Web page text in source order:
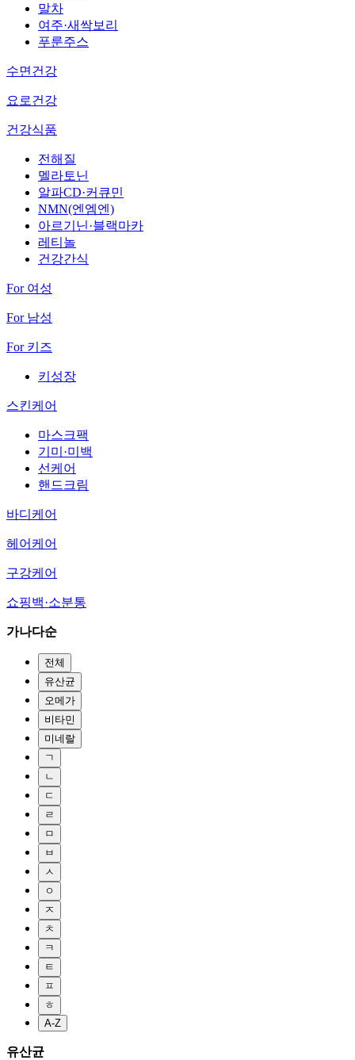
말차
여주·새싹보리
푸룬주스
수면건강
요로건강
건강식품
전해질
멜라토닌
알파CD·커큐민
NMN(엔엠엔)
아르기닌·블랙마카
레티놀
건강간식
For 여성
For 남성
For 키즈
키성장
스킨케어
마스크팩
기미·미백
선케어
핸드크림
바디케어
헤어케어
구강케어
쇼핑백·소분통
가나다순
전체
유산균
오메가
비타민
미네랄
ㄱ
ㄴ
ㄷ
ㄹ
ㅁ
ㅂ
ㅅ
ㅇ
ㅈ
ㅊ
ㅋ
ㅌ
ㅍ
ㅎ
A-Z
유산균